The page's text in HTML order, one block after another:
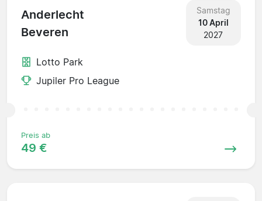
Anderlecht
Beveren
Samstag
10 April
2027
Lotto Park
Jupiler Pro League
Preis ab
49 €